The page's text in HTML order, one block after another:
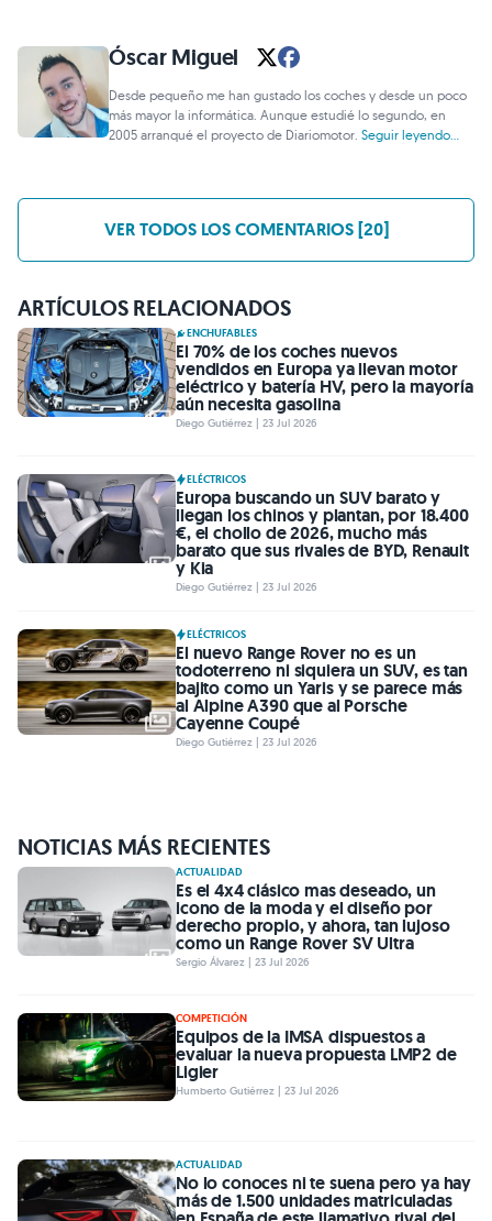
Óscar Miguel
Desde pequeño me han gustado los coches y desde un poco
más mayor la informática. Aunque estudié lo segundo, en
2005 arranqué el proyecto de Diariomotor.Seguir leyendo...
VER TODOS LOS COMENTARIOS [20]
ARTÍCULOS RELACIONADOS
ENCHUFABLES
El 70% de los coches nuevos
vendidos en Europa ya llevan motor
eléctrico y batería HV, pero la mayoría
aún necesita gasolina
Diego Gutiérrez | 23 Jul 2026
ELÉCTRICOS
Europa buscando un SUV barato y
llegan los chinos y plantan, por 18.400
€, el chollo de 2026, mucho más
barato que sus rivales de BYD, Renault
y Kia
Diego Gutiérrez | 23 Jul 2026
ELÉCTRICOS
El nuevo Range Rover no es un
todoterreno ni siquiera un SUV, es tan
bajito como un Yaris y se parece más
al Alpine A390 que al Porsche
Cayenne Coupé
Diego Gutiérrez | 23 Jul 2026
NOTICIAS MÁS RECIENTES
ACTUALIDAD
Es el 4x4 clásico mas deseado, un
icono de la moda y el diseño por
derecho propio, y ahora, tan lujoso
como un Range Rover SV Ultra
Sergio Álvarez | 23 Jul 2026
COMPETICIÓN
Equipos de la IMSA dispuestos a
evaluar la nueva propuesta LMP2 de
Ligier
Humberto Gutiérrez | 23 Jul 2026
ACTUALIDAD
No lo conoces ni te suena pero ya hay
más de 1.500 unidades matriculadas